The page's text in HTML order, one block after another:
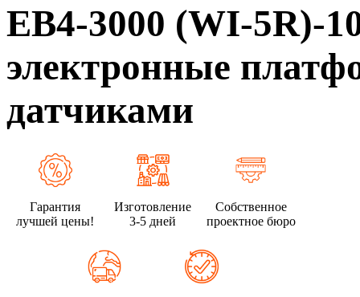
ЕВ4-3000 (WI-5R)-
электронные
датчиками
Гарантия
лучшей цены!
Изготовление
3-5 дней
Собственное
проектное бюро